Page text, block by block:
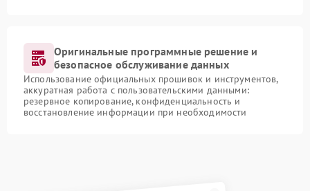
Оригинальные программные решение и
безопасное обслуживание данных
Использование официальных прошивок и инструментов,
аккуратная работа с пользовательскими данными:
резервное копирование, конфиденциальность и
восстановление информации при необходимости